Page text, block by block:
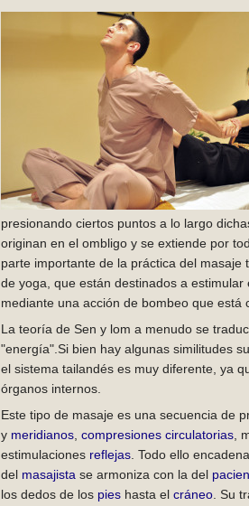
presionando ciertos puntos a lo largo
originan en el ombligo y se extiende por
parte importante de la práctica del
de yoga, que están destinados a
mediante una acción de bombeo que está
La teoría de Sen y lom a menudo se
"energía".Si bien hay algunas similitudes
el sistema tailandés es muy diferente, ya
órganos internos.
Este tipo de masaje es una secuencia de
y meridianos ,compresiones circulatorias ,
estimulaciones reflejas . Todo ello
del masajista se armoniza con la del
los dedos de los pies hasta elcráneo . Su